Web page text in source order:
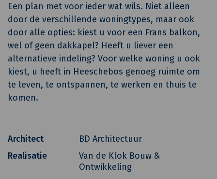
Een plan met voor ieder wat wils. Niet alleen
door de verschillende woningtypes, maar ook
door alle opties: kiest u voor een Frans balkon,
wel of geen dakkapel? Heeft u liever een
alternatieve indeling? Voor welke woning u ook
kiest, u heeft in Heeschebos genoeg ruimte om
te leven, te ontspannen, te werken en thuis te
komen.
Architect
BD Architectuur
Realisatie
Van de Klok Bouw &
Ontwikkeling